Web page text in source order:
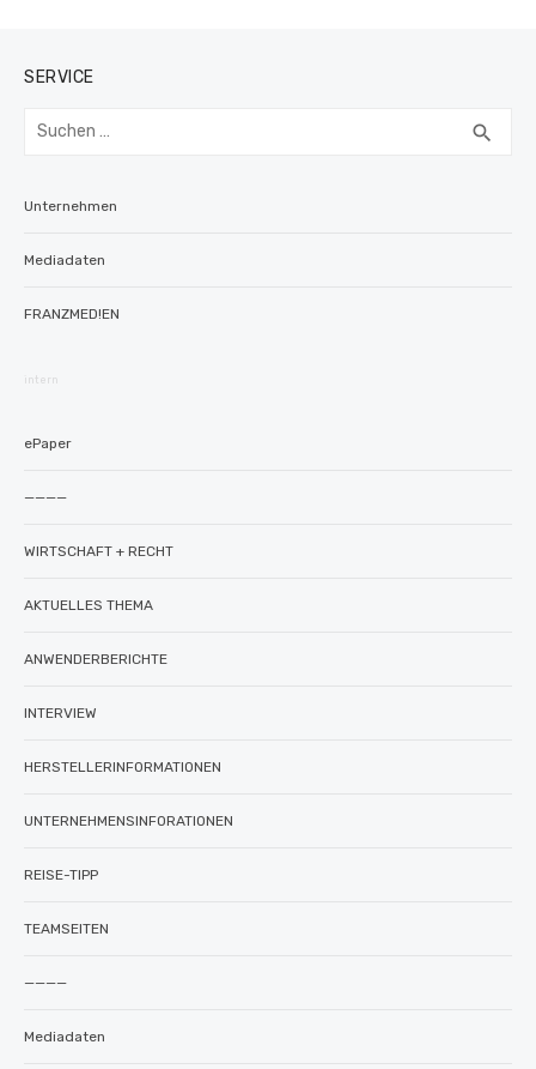
SERVICE
Suchen
search
Unternehmen
Mediadaten
FRANZMED!EN
intern
ePaper
————
WIRTSCHAFT + RECHT
AKTUELLES THEMA
ANWENDERBERICHTE
INTERVIEW
HERSTELLERINFORMATIONEN
UNTERNEHMENSINFORATIONEN
REISE-TIPP
TEAMSEITEN
————
Mediadaten